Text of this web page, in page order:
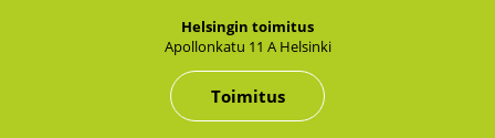
Hel­sin­gin toi­mi­tus
Apol­lon­ka­tu 11 A Hel­sin­ki
Toimitus